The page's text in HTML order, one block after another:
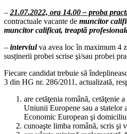
– 21.07.2022, ora 14.00 – proba
contractuale vacante de muncitor
muncitor calificat, treaptă
– interviulva avea loc în maximum 4
susținerii probei scrise şi/sau probei
Fiecare candidat trebuie să
3 din HG nr. 286/2011, actualizată,
are cetăţenia română, cetăţenie
Uniunii Europene sau a statelor
Economic European şi
cunoaşte limba română, scris şi